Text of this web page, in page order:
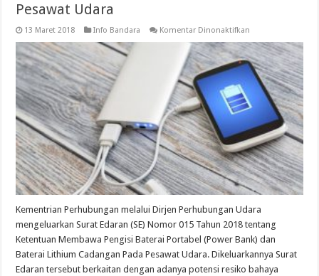
Pesawat Udara
13 Maret 2018 Info Bandara Komentar Dinonaktifkan
Membawa
Power
Bank
di
Pesawat
Udara
Kementrian Perhubungan melalui Dirjen Perhubungan Udara
mengeluarkan Surat Edaran (SE) Nomor 015 Tahun 2018 tentang
Ketentuan Membawa Pengisi Baterai Portabel (Power Bank) dan
Baterai Lithium Cadangan Pada Pesawat Udara. Dikeluarkannya Surat
Edaran tersebut berkaitan dengan adanya potensi resiko bahaya